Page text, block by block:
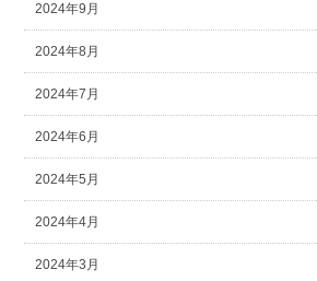
2024年9月
2024年8月
2024年7月
2024年6月
2024年5月
2024年4月
2024年3月